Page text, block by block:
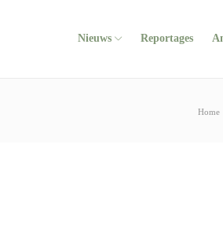
Nieuws Reportages
Home